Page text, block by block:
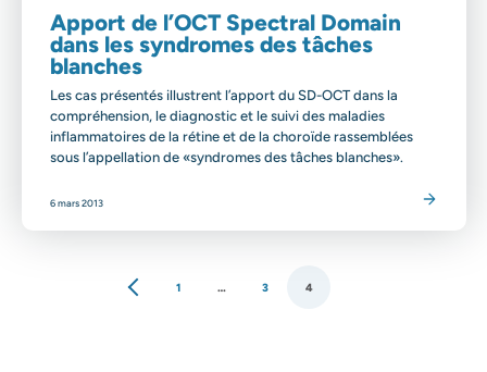
Apport de l’OCT Spectral Domain
dans les syndromes des tâches
blanches
Les cas présentés illustrent l’apport du SD-OCT dans la
compréhension, le diagnostic et le suivi des maladies
inflammatoires de la rétine et de la choroïde rassemblées
sous l’appellation de «syndromes des tâches blanches».
6 mars 2013
1 … 3 4